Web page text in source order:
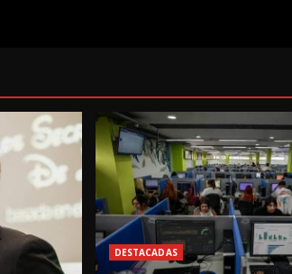
DESTACADAS